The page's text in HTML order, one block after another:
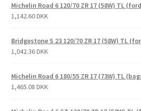
Michelin Road 6 120/70 ZR 17 (58W) TL
1,142.60 DKK
Bridgestone S 23 120/70 ZR 17 (58W) TL
1,042.36 DKK
Michelin Road 6 180/55 ZR 17 (73W) TL
1,465.08 DKK